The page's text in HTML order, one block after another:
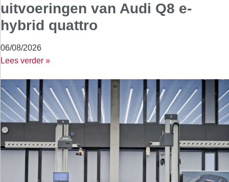
uitvoeringen van Audi Q8 e-
hybrid quattro
06/08/2026
Lees verder »